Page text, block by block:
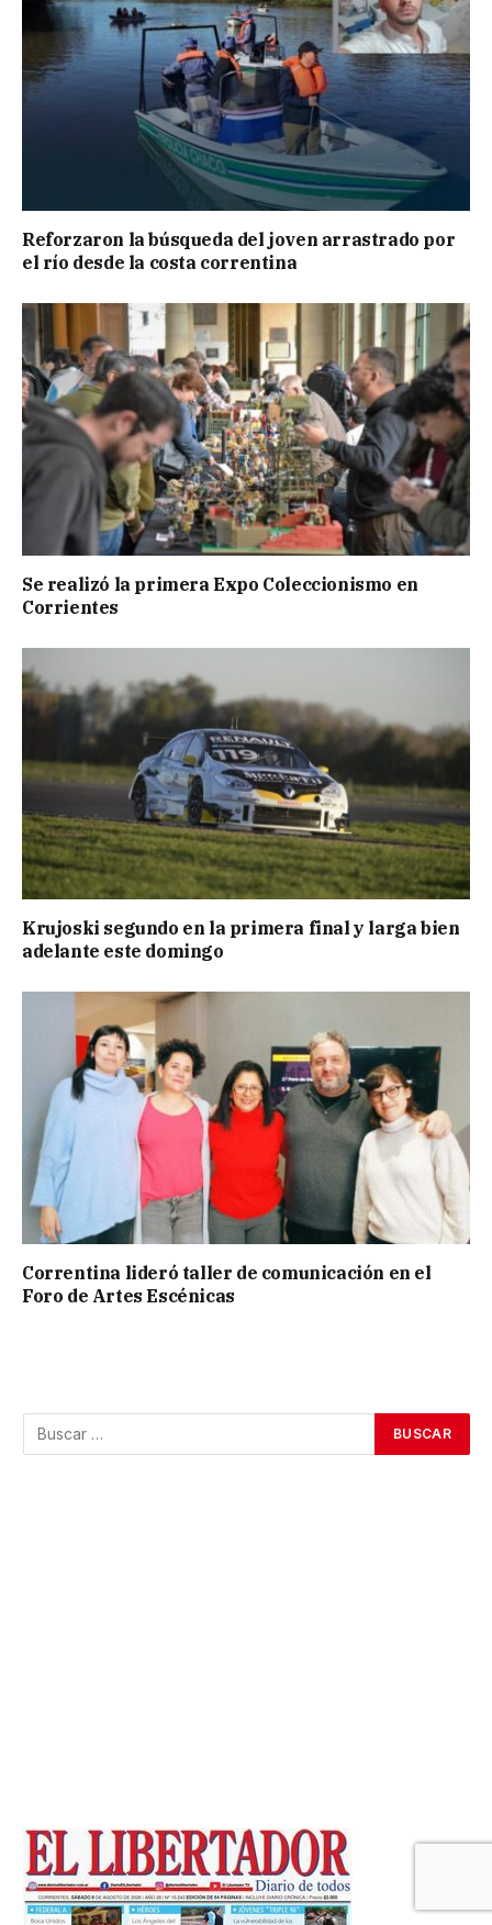
Reforzaron la búsqueda del joven arrastrado por
el río desde la costa correntina
Se realizó la primera Expo Coleccionismo en
Corrientes
Krujoski segundo en la primera final y larga bien
adelante este domingo
Correntina lideró taller de comunicación en el
Foro de Artes Escénicas